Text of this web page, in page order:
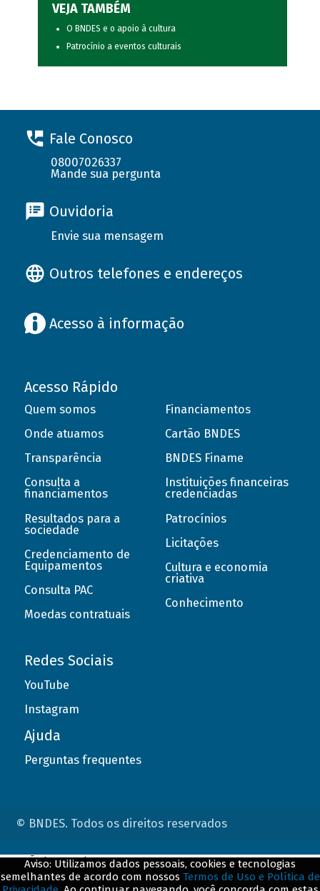
VEJA TAMBÉM
O BNDES e o apoio à cultura
Patrocínio a eventos culturais
Fale Conosco
08007026337
Mande sua pergunta
Ouvidoria
Envie sua mensagem
Outros telefones e endereços
Acesso à informação
Acesso Rápido
Quem somos
Onde atuamos
Transparência
Consulta a
financiamentos
Resultados para a
sociedade
Credenciamento de
Equipamentos
Consulta PAC
Moedas contratuais
Financiamentos
Cartão BNDES
BNDES Finame
Instituições financeiras
credenciadas
Patrocínios
Licitações
Cultura e economia
criativa
Conhecimento
Redes Sociais
YouTube
Instagram
Ajuda
Perguntas frequentes
© BNDES. Todos os direitos reservados
Aviso: Utilizamos dados pessoais, cookies e tecnologias
semelhantes de acordo com nossos Termos de Uso e Política de
ConteÃºdo complementar
${title}${badge}